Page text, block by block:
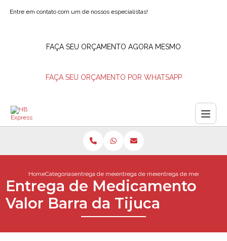
Entre em contato com um de nossos especialistas!
FAÇA SEU ORÇAMENTO AGORA MESMO
FAÇA SEU ORÇAMENTO POR WHATSAPP
HomeCategoriasentrega de medicamentosentrega de medicamento
entrega de
Entrega de Medicamento
Valor Barra da Tijuca